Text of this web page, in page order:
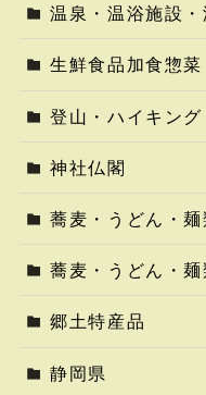
温泉・温浴施設・
生鮮食品加食惣菜
登山・ハイキング
神社仏閣
蕎麦・うどん・麺
蕎麦・うどん・麺
郷土特産品
静岡県